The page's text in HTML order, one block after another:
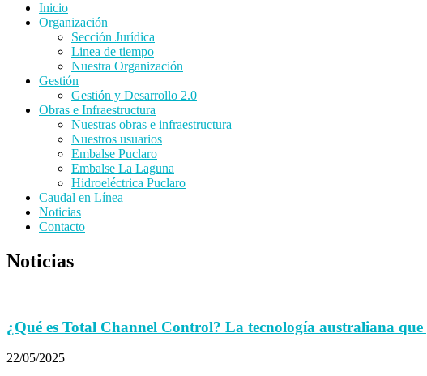
Inicio
Organización
Sección Jurídica
Linea de tiempo
Nuestra Organización
Gestión
Gestión y Desarrollo 2.0
Obras e Infraestructura
Nuestras obras e infraestructura
Nuestros usuarios
Embalse Puclaro
Embalse La Laguna
Hidroeléctrica Puclaro
Caudal en Línea
Noticias
Contacto
Noticias
¿Qué es Total Channel Control? La tecnología australiana
22/05/2025